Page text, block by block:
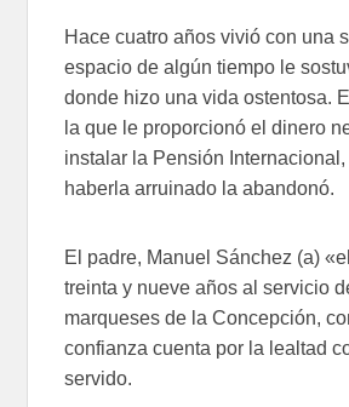
Hace cuatro años vivió con una
espacio de algún tiempo le
donde hizo una vida ostentosa.
la que le proporcionó el dinero
instalar la Pensión
haberla arruinado la abandonó.
El padre, Manuel Sánchez (a)
treinta y nueve años al servicio
marqueses de la Concepción,
confianza cuenta por la lealtad
servido.